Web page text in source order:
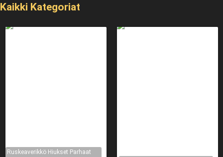
Kaikki Kategoriat
Ruskeaverikkö Hiukset Parhaat